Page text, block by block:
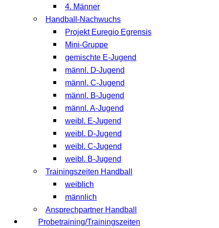
4. Männer
Handball-Nachwuchs
Projekt Euregio Egrensis
Mini-Gruppe
gemischte E-Jugend
männl. D-Jugend
männl. C-Jugend
männl. B-Jugend
männl. A-Jugend
weibl. E-Jugend
weibl. D-Jugend
weibl. C-Jugend
weibl. B-Jugend
Trainingszeiten Handball
weiblich
männlich
Ansprechpartner Handball
Probetraining/Trainingszeiten